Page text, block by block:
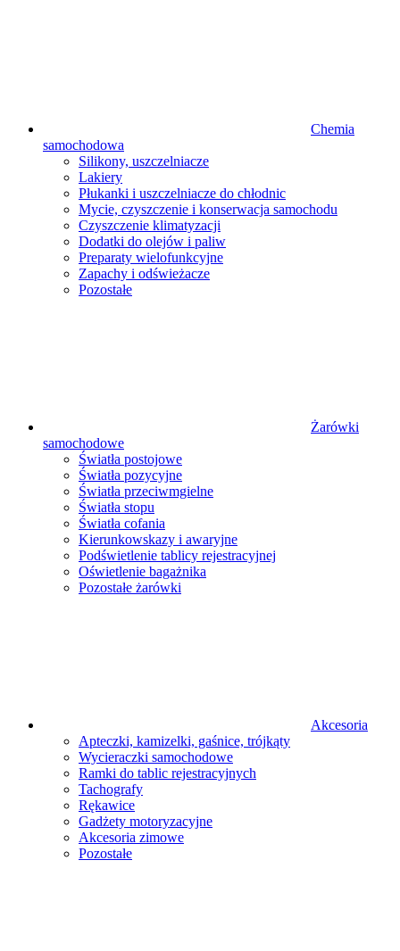
Chemia
samochodowa
Silikony, uszczelniacze
Lakiery
Płukanki i uszczelniacze do chłodnic
Mycie, czyszczenie i konserwacja samochodu
Czyszczenie klimatyzacji
Dodatki do olejów i paliw
Preparaty wielofunkcyjne
Zapachy i odświeżacze
Pozostałe
Żarówki
samochodowe
Światła postojowe
Światła pozycyjne
Światła przeciwmgielne
Światła stopu
Światła cofania
Kierunkowskazy i awaryjne
Podświetlenie tablicy rejestracyjnej
Oświetlenie bagażnika
Pozostałe żarówki
Akcesoria
Apteczki, kamizelki, gaśnice, trójkąty
Wycieraczki samochodowe
Ramki do tablic rejestracyjnych
Tachografy
Rękawice
Gadżety motoryzacyjne
Akcesoria zimowe
Pozostałe